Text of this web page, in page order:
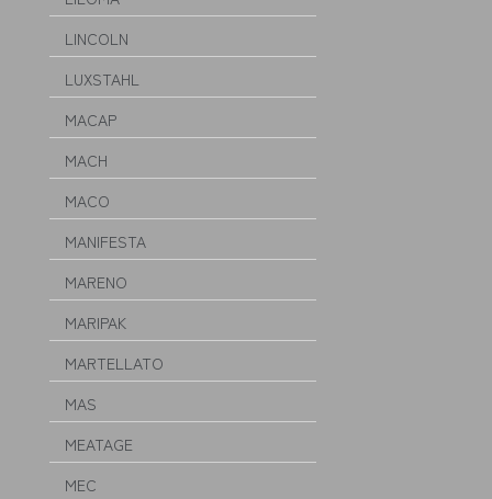
LINCOLN
LUXSTAHL
MACAP
MACH
MACO
MANIFESTA
MARENO
MARIPAK
MARTELLATO
MAS
MEATAGE
MEC